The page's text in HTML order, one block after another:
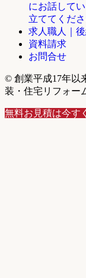
にお話して
立ててくださ
求人職人｜
資料請求
お問合せ
© 創業平成17年以
装・住宅リフォー
無料お見積は今す